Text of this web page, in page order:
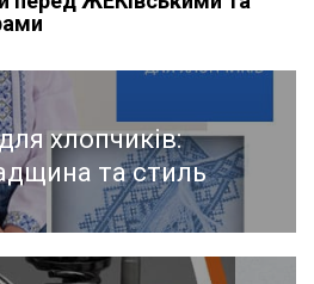
хлопчиків:
та стиль